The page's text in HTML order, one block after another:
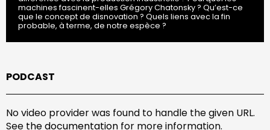
machines fascinent-elles Grégory Chatonsky ? Qu’est-ce
que le concept de disnovation ? Quels liens avec la fin
probable, à terme, de notre espèce ?
PODCAST
No video provider was found to handle the given URL.
See the documentation for more information.